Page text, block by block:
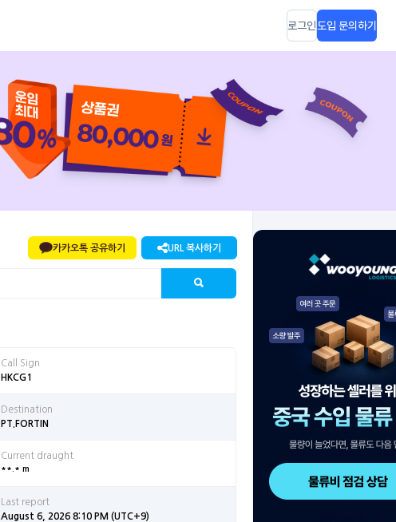
로그인 도입 문의하기
카카오톡 공유하기 URL 복사하기
Call Sign
HKCG1
Destination
PT.FORTIN
Current draught
**.* m
Last report
August 6, 2026 8:10 PM (UTC+9)